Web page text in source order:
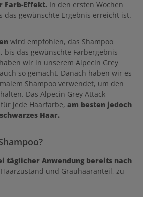
Farb-Effekt. In den ersten Wochen
das gewünschte Ergebnis erreicht ist.
wird empfohlen, das Shampoo
bis das gewünschte Farbergebnis
wir in unserem Alpecin Grey
so gemacht. Danach haben wir es
Shampoo verwendet, um den
Das Alpecin Grey Attack
jede Haarfarbe, am besten jedoch
Haar.
täglicher Anwendung bereits nach
und Grauhaaranteil, zu